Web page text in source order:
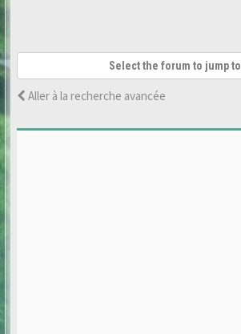
Select the forum to jump to
Aller à la recherche avancée